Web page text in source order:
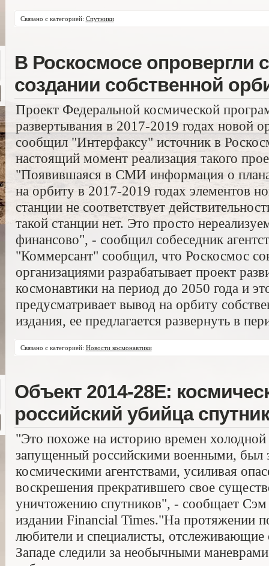
Связано с категорией: Спутники
В Роскосмосе опровергли
создании собственной
Проект Федеральной космической
развертывания в 2017-2019 годах новой
сообщил "Интерфаксу" источник в
настоящий момент реализация такого
"Появившаяся в СМИ информация о
на орбиту в 2017-2019 годах элементов
станции не соответствует
такой станции нет. Это просто
финансово", - сообщил собеседник
"Коммерсант" сообщил, что Роскосмос
организациями разрабатывает проект
космонавтики на период до 2050 года и
предусматривает вывод на орбиту
издания, ее предлагается развернуть в
Связано с категорией: Новости космонавтики
Объект 2014-28Е:
российский убийца
"Это похоже на историю времен
запущенный российскими военными, был
космическими агентствами, усиливая
воскрешения прекратившего свое
уничтожению спутников", - сообщает
издании Financial Times."На протяжении
любители и специалисты, отслеживающие
Западе следили за необычными